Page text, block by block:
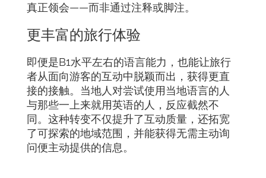
真正领会——而非通过注释或脚注。
更丰富的旅行体验
即便是B1水平左右的语言能力，也能让旅行
者从面向游客的互动中脱颖而出，获得更直
接的接触。当地人对尝试使用当地语言的人
与那些一上来就用英语的人，反应截然不
同。这种转变不仅提升了互动质量，还拓宽
了可探索的地域范围，并能获得无需主动询
问便主动提供的信息。